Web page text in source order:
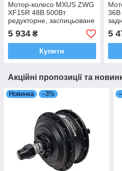
Мотор-колесо MXUS ZWG
XF15R 48В 500Вт
редукторне, заспицьоване
(заднє)
5 934 ₴
Купити
36В
5
Акційні пропозиції та
Новинка –3%